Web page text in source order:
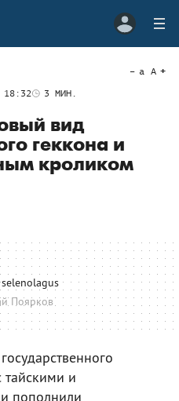
18:32 3 МИН.
a A
вид
геккона и
кроликом
Поярков
тайскими и
пополнили